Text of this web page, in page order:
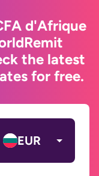
d'Afrique
the latest
for free.
EUR